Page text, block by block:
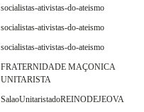
socialistas-ativistas-do-ateismo
socialistas-ativistas-do-ateismo
socialistas-ativistas-do-ateismo
FRATERNIDADE MAÇONICA
UNITARISTA
SalaoUnitaristadoREINODEJEOVA